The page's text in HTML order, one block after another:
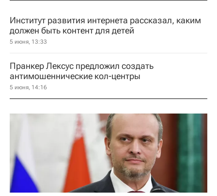
Институт развития интернета рассказал, каким
должен быть контент для детей
5 июня, 13:33
Пранкер Лексус предложил создать
антимошеннические кол-центры
5 июня, 14:16